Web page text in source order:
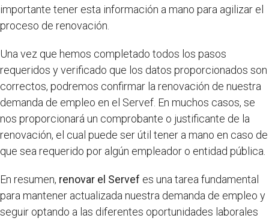
importante tener esta información a mano para agilizar el
proceso de renovación.
Una vez que hemos completado todos los pasos
requeridos y verificado que los datos proporcionados son
correctos, podremos confirmar la renovación de nuestra
demanda de empleo en el Servef. En muchos casos, se
nos proporcionará un comprobante o justificante de la
renovación, el cual puede ser útil tener a mano en caso de
que sea requerido por algún empleador o entidad pública.
En resumen, renovar el Servef es una tarea fundamental
para mantener actualizada nuestra demanda de empleo y
seguir optando a las diferentes oportunidades laborales